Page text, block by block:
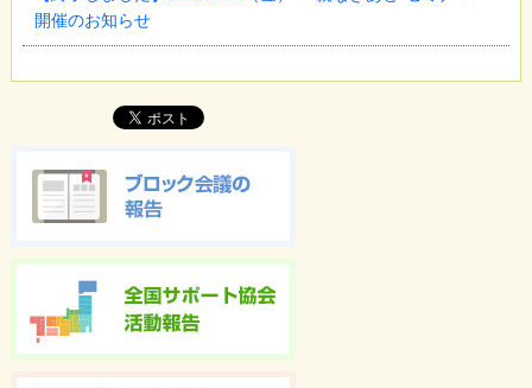
開催のお知らせ